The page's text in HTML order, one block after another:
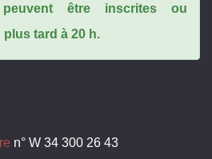
être inscrites ou
tard à 20 h.
n° W 34 300 26 43